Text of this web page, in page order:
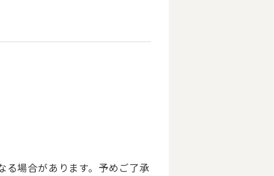
場合があります。予めご了承